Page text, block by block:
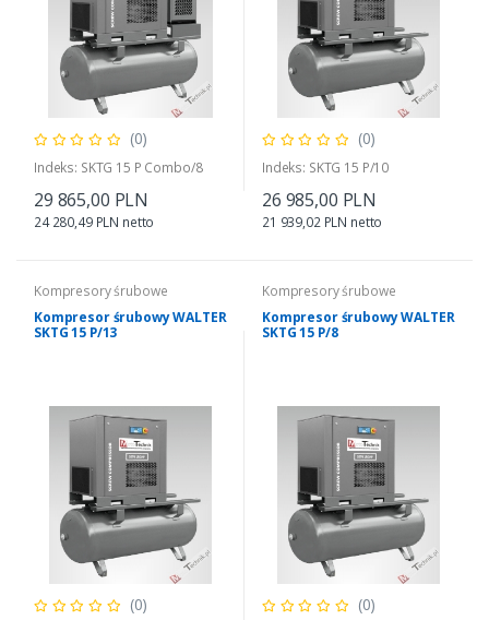
(0)
Indeks: SKTG 15 P Combo/8
29 865,00 PLN
24 280,49 PLN netto
(0)
Indeks: SKTG 15 P/10
26 985,00 PLN
21 939,02 PLN netto
Kompresory śrubowe
Kompresor śrubowy WALTER
SKTG 15 P/13
(0)
Kompresory śrubowe
Kompresor śrubowy WALTER
SKTG 15 P/8
(0)